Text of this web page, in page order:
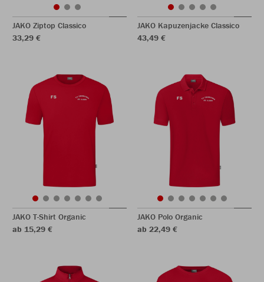
JAKO Ziptop Classico
33,29 €
JAKO Kapuzenjacke Classico
43,49 €
JAKO T-Shirt Organic
ab 15,29 €
JAKO Polo Organic
ab 22,49 €